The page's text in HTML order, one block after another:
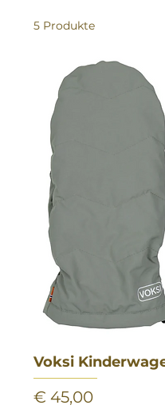
5 Produkte
Voksi
Preis
€ 45,00